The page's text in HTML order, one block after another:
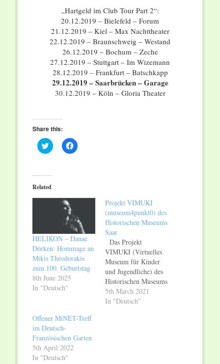
„Hartgeld im Club Tour Part 2“:
20.12.2019 – Bielefeld – Forum
21.12.2019 – Kiel – Max Nachttheater
22.12.2019 – Braunschweig – Westand
26.12.2019 – Bochum – Zeche
27.12.2019 – Stuttgart – Im Wizemann
28.12.2019 – Frankfurt – Batschkapp
29.12.2019 – Saarbrücken – Garage
30.12.2019 – Köln – Gloria Theater
Share this:
Click
to
(Opens
in
new
Click
to
Related
HELIKON – Danae
Dörken: Hommage an
Mikis Theodorakis
zum 100. Geburtstag
8th June 2025
In "Deutsch"
Projekt VIMUKI
(museum4punkt0) des
Historischen Museums
Saar
Das Projekt
VIMUKI (Virtuelles
Museum für Kinder
und Jugendliche) des
Historischen Museums
Saar wird von der
Beauftragten der
5th March 2021
In "Deutsch"
Offener MiNET-Treff
im Deutsch-
Französischen Garten
5th April 2022
In "Deutsch"